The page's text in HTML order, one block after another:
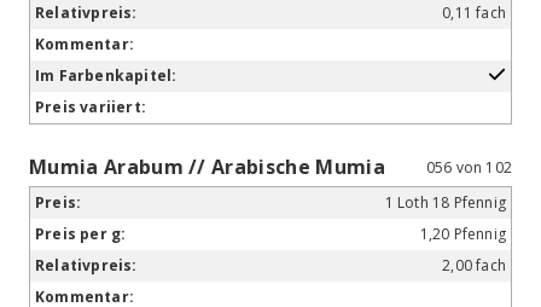
0,11 fach
Mumia Arabum // Arabische Mumia
056 von 102
1 Loth 18 Pfennig
1,20 Pfennig
2,00 fach